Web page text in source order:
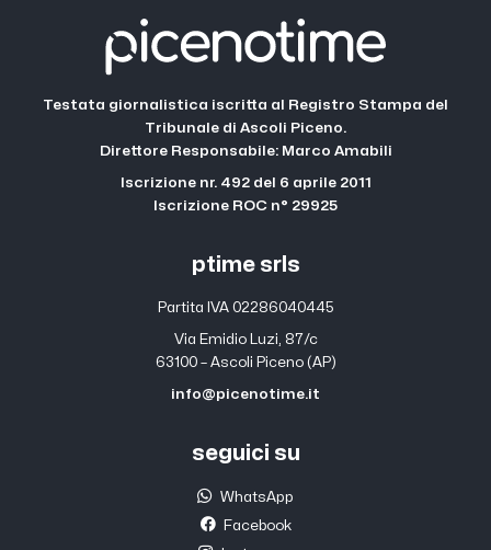
Testata giornalistica iscritta al Registro Stampa del
Tribunale di Ascoli Piceno.
Direttore Responsabile: Marco Amabili
Iscrizione nr. 492 del 6 aprile 2011
Iscrizione ROC n° 29925
ptime srls
Partita IVA 02286040445
Via Emidio Luzi, 87/c
63100 – Ascoli Piceno (AP)
info@picenotime.it
seguici su
WhatsApp
Facebook